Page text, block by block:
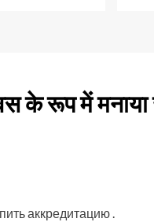
के रूप में मनाया
аккредитацию.